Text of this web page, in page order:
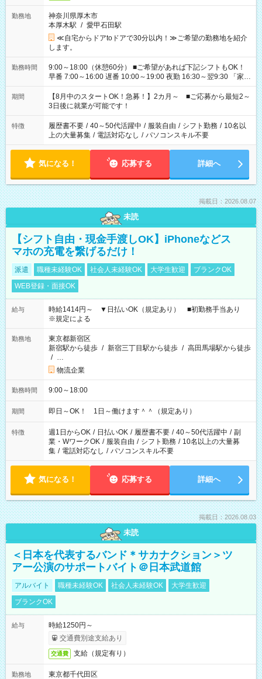
勤務地
神奈川県厚木市
本厚木駅 / 愛甲石田駅
≪自宅からドアtoドアで30分以内！≫ご希望の勤務地を紹介
します。
勤務時間
9:00～18:00（休憩60分） ■ご希望があれば下記シフトもOK！
早番 7:00～16:00 遅番 10:00～19:00 夜勤 16:30～翌9:30 「家族
と休みを合わせたい」 「余裕を持って夕飯の準備がしたい」
「できれば残業はしたくない」 など、ご希望を教えてください
ね。 ※Wワーク希望の方へ 今ご覧のお仕事で希望する勤務時間
と、もう1つのお仕事の勤務時間。 合計で週40時間を超える場
合は応募できません。
期間
【8月中のスタートOK！急募！】2カ月～ ■ご応募から最短2～
3日後に就業が可能です！
特徴 履歴書不要 / 40～50代活躍中 / 服装自由 / シフト勤務 / 10名以
上の大量募集 / 電話対応なし / パソコンスキル不要
気になる！ 応募する 詳細へ
掲載日：2026.08.07
未読
【シフト自由・現金手渡しOK】iPhoneなどス
マホの充電を繋げるだけ！
派遣 職種未経験OK 社会人未経験OK 大学生歓迎
ブランクOK
WEB登録・面接OK
給与
時給1414円～ ▼日払いOK（規定あり） ■初勤務手当あり
※規定による
勤務地
東京都新宿区
新宿駅から徒歩 / 新宿三丁目駅から徒歩 / 高田馬場駅から徒歩
/ …
物流企業
勤務時間 9:00～18:00
期間 即日～OK！ 1日～働けます＾＾（規定あり）
特徴 週1日からOK / 日払いOK / 履歴書不要 / 40～50代活躍中 / 副
業・WワークOK / 服装自由 / シフト勤務 / 10名以上の大量募
集 / 電話対応なし / パソコンスキル不要
気になる！ 応募する 詳細へ
掲載日：2026.08.03
未読
＜日本を代表するバンド＊サカナクション＞ツ
アー公演のサポートバイト＠日本武道館
アルバイト 職種未経験OK 社会人未経験OK
大学生歓迎
ブランクOK
給与
時給1250円～
交通費別途支給あり
交通費 支給（規定有り）
勤務地
東京都千代田区